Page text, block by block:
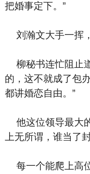
把婚事定下。”
刘瀚文大手一挥
柳秘书连忙阻止
的，这不就成了包
都讲婚恋自由。”
他这位领导最大
上无所谓，谁当了
每一个能爬上高